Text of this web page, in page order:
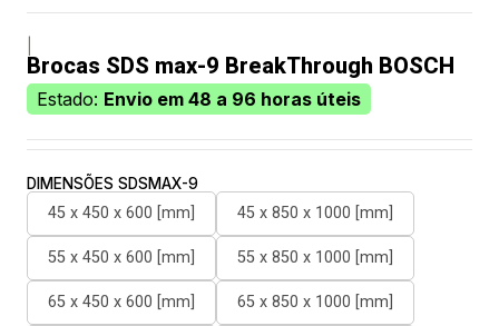
Brocas SDS max-9 BreakThrough BOSCH
Estado: Envio em 48 a 96 horas úteis
DIMENSÕES SDSMAX-9
45 x 450 x 600 [mm] 45 x 850 x 1000 [mm]
55 x 450 x 600 [mm] 55 x 850 x 1000 [mm]
65 x 450 x 600 [mm] 65 x 850 x 1000 [mm]